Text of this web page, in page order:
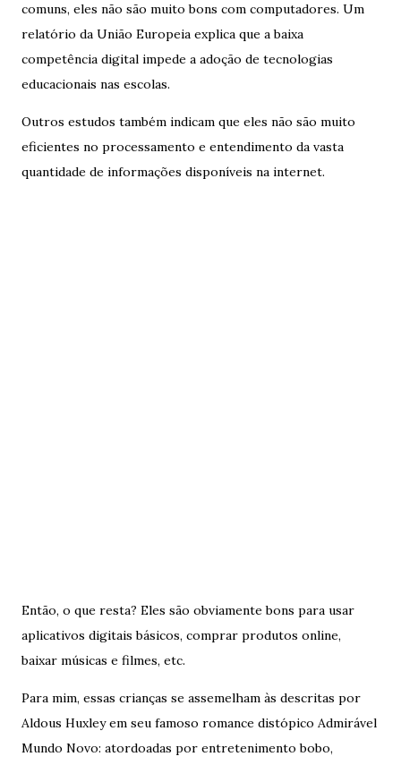
comuns, eles não são muito bons com computadores. Um
relatório da União Europeia explica que a baixa
competência digital impede a adoção de tecnologias
educacionais nas escolas.
Outros estudos também indicam que eles não são muito
eficientes no processamento e entendimento da vasta
quantidade de informações disponíveis na internet.
Então, o que resta? Eles são obviamente bons para usar
aplicativos digitais básicos, comprar produtos online,
baixar músicas e filmes, etc.
Para mim, essas crianças se assemelham às descritas por
Aldous Huxley em seu famoso romance distópico Admirável
Mundo Novo: atordoadas por entretenimento bobo,